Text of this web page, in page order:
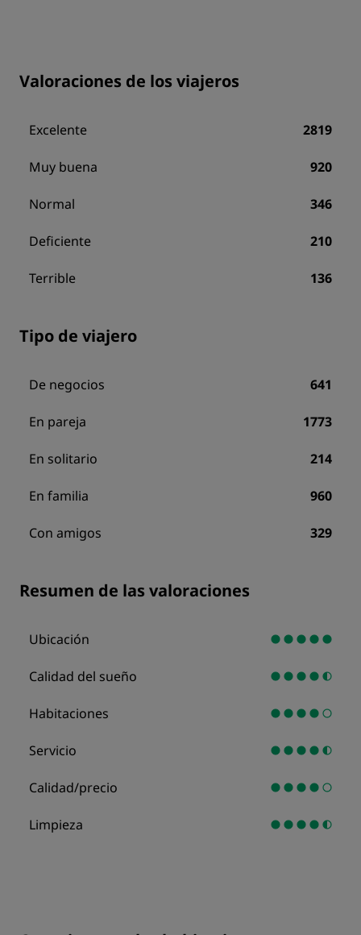
Valoraciones de los viajeros
Excelente 2819
Muy buena 920
Normal 346
Deficiente 210
Terrible 136
Tipo de viajero
De negocios 641
En pareja 1773
En solitario 214
En familia 960
Con amigos 329
Resumen de las valoraciones
Ubicación
Calidad del sueño
Habitaciones
Servicio
Calidad/precio
Limpieza